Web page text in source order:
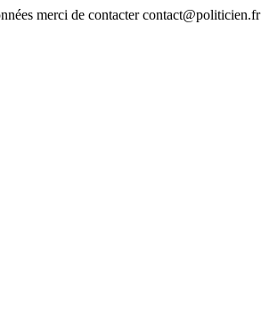
merci de contacter contact@politicien.fr